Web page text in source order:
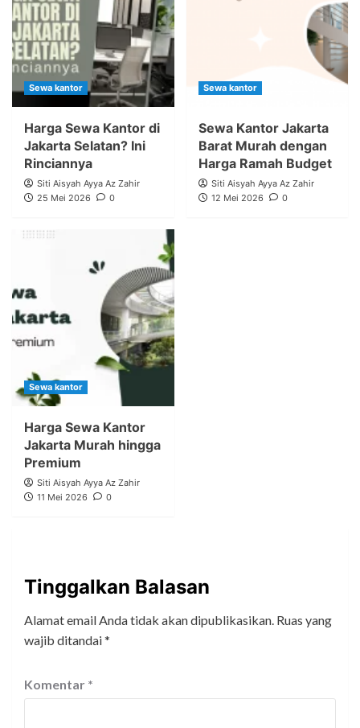
Sewa kantor
Harga Sewa Kantor di
Jakarta Selatan? Ini
Rinciannya
Siti Aisyah Ayya Az Zahir
25 Mei 2026
0
Sewa kantor
Sewa Kantor Jakarta
Barat Murah dengan
Harga Ramah Budget
Siti Aisyah Ayya Az Zahir
12 Mei 2026
0
Sewa kantor
Harga Sewa Kantor
Jakarta Murah hingga
Premium
Siti Aisyah Ayya Az Zahir
11 Mei 2026
0
Tinggalkan Balasan
Alamat email Anda tidak akan dipublikasikan. Ruas yang
wajib ditandai*
Komentar *